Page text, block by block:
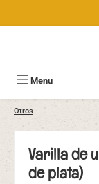
Menu
Otros
Varilla de
de plata)